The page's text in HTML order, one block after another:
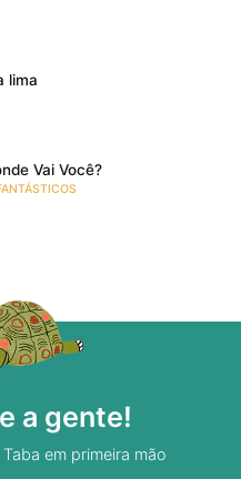
lima
Vai Você?
a gente!
em primeira mão